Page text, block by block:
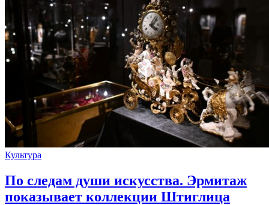
Культура
По следам души искусства. Эрмитаж
показывает коллекции Штиглица